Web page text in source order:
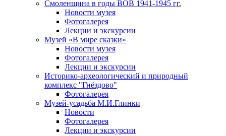
Смоленщина в годы ВОВ 1941-1945 гг.
Новости музея
Фотогалерея
Лекции и экскурсии
Музей «В мире сказки»
Новости музея
Фотогалерея
Лекции и экскурсии
Историко-археологический и природный
комплекс "Гнёздово"
Фотогалерея
Музей-усадьба М.И.Глинки
Новости
Фотогалерея
Лекции и экскурсии